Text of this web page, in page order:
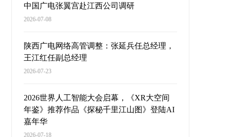
中国广电张翼宫赴江西公司调研
2026-07-08
陕西广电网络高管调整：张延兵任总经理，
王江红任副总经理
2026-07-23
2026世界人工智能大会启幕，《XR大空间
年鉴》推荐作品《探秘千里江山图》登陆AI
嘉年华
2026-07-18